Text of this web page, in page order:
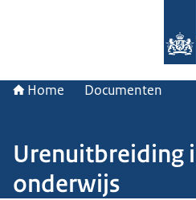
Home Documenten
Urenuitbreiding
onderwijs